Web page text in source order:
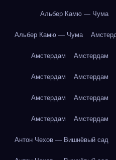
Альбер Камю — Чума
Альбер Камю — Чума
Амстердам Амстердам
Амстердам Амстердам
Амстердам Амстердам
Амстердам Амстердам
Антон Чехов — Вишнёвый сад